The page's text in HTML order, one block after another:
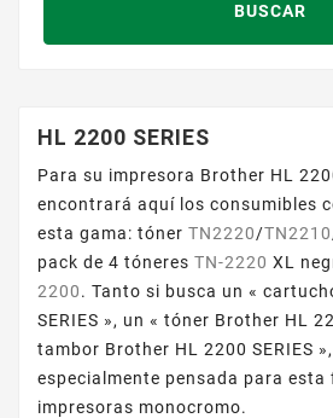
BUSCAR
HL 2200 SERIES
Para su impresora Brother HL
encontrará aquí los consumibles
esta gama: tóner TN2220/TN2210
pack de 4 tóneres TN-2220 XL
2200. Tanto si busca un «
SERIES », un « tóner Brother HL
tambor Brother HL 2200 SERIES
especialmente pensada para esta
impresoras monocromo.